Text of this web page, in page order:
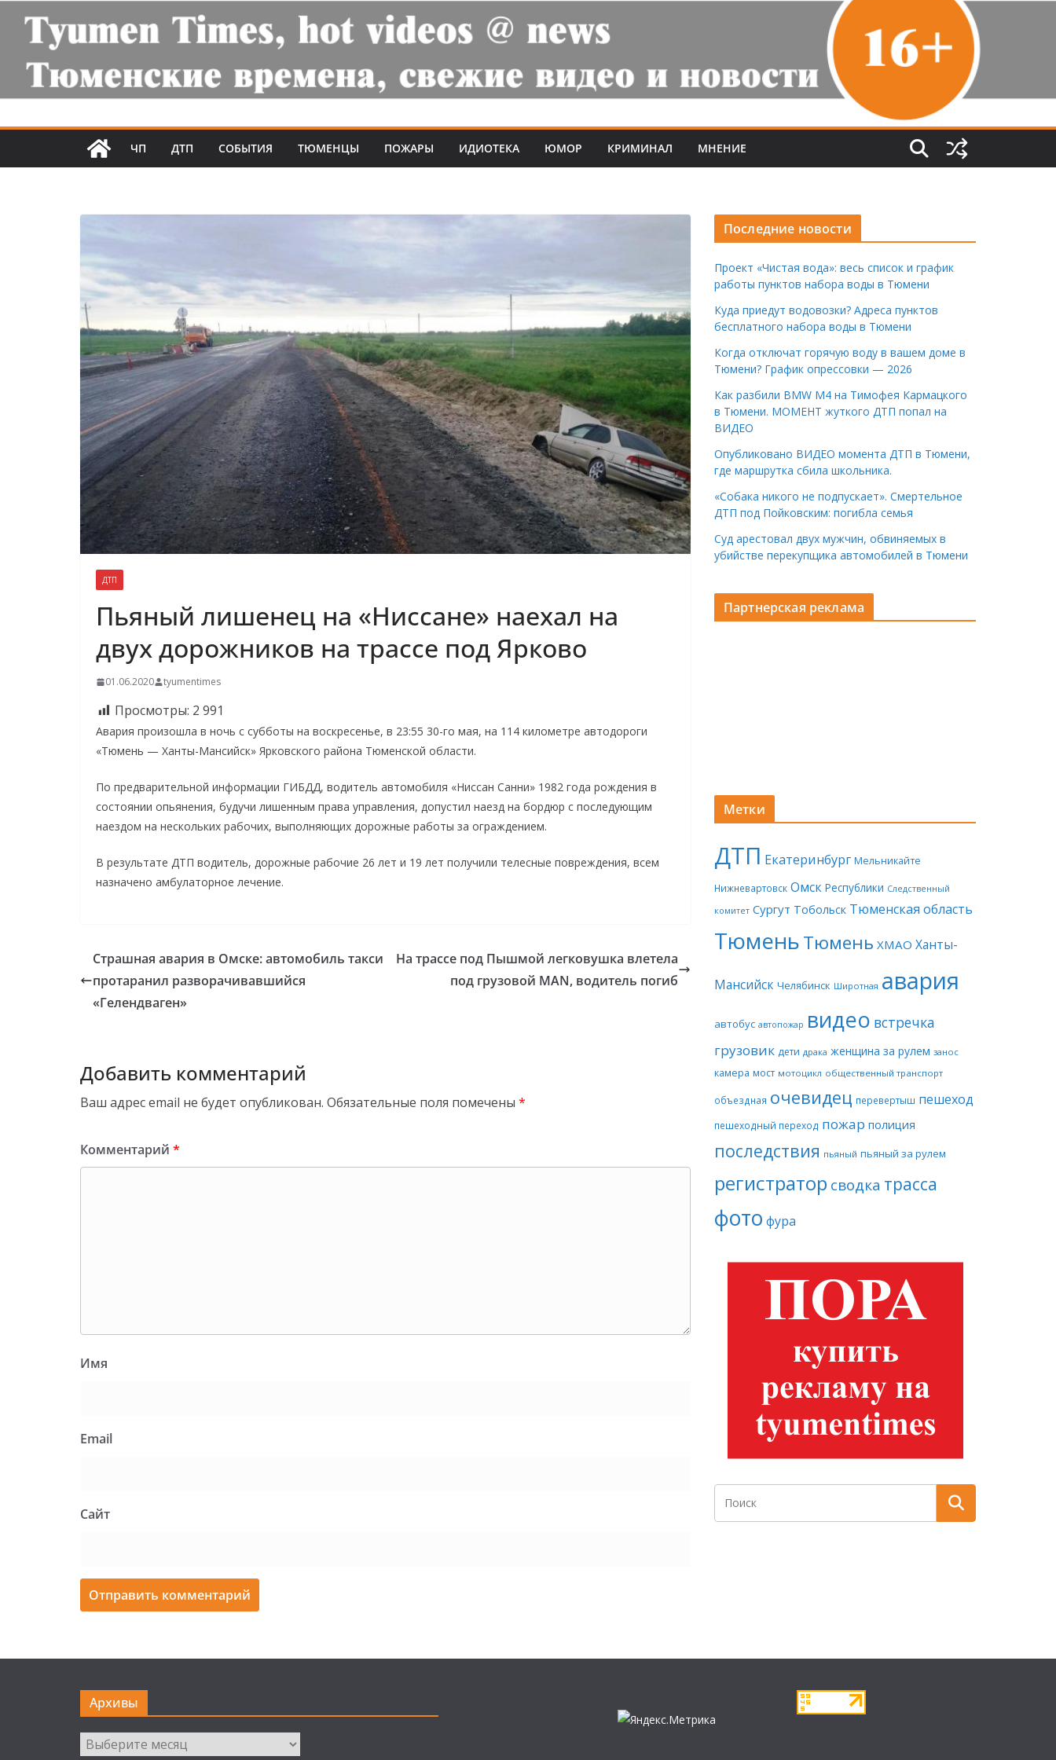
ЧП ДТП СОБЫТИЯ ТЮМЕНЦЫ ПОЖАРЫ ИДИОТЕКА ЮМОР КРИМИНАЛ МНЕНИЕ
ДТП
Пьяный лишенец на «Ниссане» наехал на
двух дорожников на трассе под Ярково
01.06.2020 tyumentimes
Просмотры: 2 991
Авария произошла в ночь с субботы на воскресенье, в 23:55 30-го мая, на 114 километре автодороги
«Тюмень — Ханты-Мансийск» Ярковского района Тюменской области.
По предварительной информации ГИБДД, водитель автомобиля «Ниссан Санни» 1982 года рождения в
состоянии опьянения, будучи лишенным права управления, допустил наезд на бордюр с последующим
наездом на нескольких рабочих, выполняющих дорожные работы за ограждением.
В результате ДТП водитель, дорожные рабочие 26 лет и 19 лет получили телесные повреждения, всем
назначено амбулаторное лечение.
Страшная авария в Омске: автомобиль такси
протаранил разворачивавшийся
«Гелендваген»
На трассе под Пышмой легковушка влетела
под грузовой MAN, водитель погиб
Добавить комментарий
Ваш адрес email не будет опубликован. Обязательные поля помечены *
Комментарий *
Имя
Email
Сайт
Последние новости
Проект «Чистая вода»: весь список и график
работы пунктов набора воды в Тюмени
Куда приедут водовозки? Адреса пунктов
бесплатного набора воды в Тюмени
Когда отключат горячую воду в вашем доме в
Тюмени? График опрессовки — 2026
Как разбили BMW M4 на Тимофея Кармацкого
в Тюмени. МОМЕНТ жуткого ДТП попал на
ВИДЕО
Опубликовано ВИДЕО момента ДТП в Тюмени,
где маршрутка сбила школьника.
«Собака никого не подпускает». Смертельное
ДТП под Пойковским: погибла семья
Суд арестовал двух мужчин, обвиняемых в
убийстве перекупщика автомобилей в Тюмени
Партнерская реклама
Метки
ДТП Екатеринбург Мельникайте
Нижневартовск Омск Республики Следственный
комитет Сургут Тобольск Тюменская область
ТюменьТюмень ХМАО Ханты-
Мансийск Челябинск Широтная авария
автобус автопожар видео встречка
грузовик дети драка женщина за рулем занос
камера мост мотоцикл общественный транспорт
объездная очевидец перевертыш пешеход
пешеходный переход пожар полиция
последствия пьяный пьяный за рулем
регистратор сводка трасса
фото фура
Архивы
Архивы